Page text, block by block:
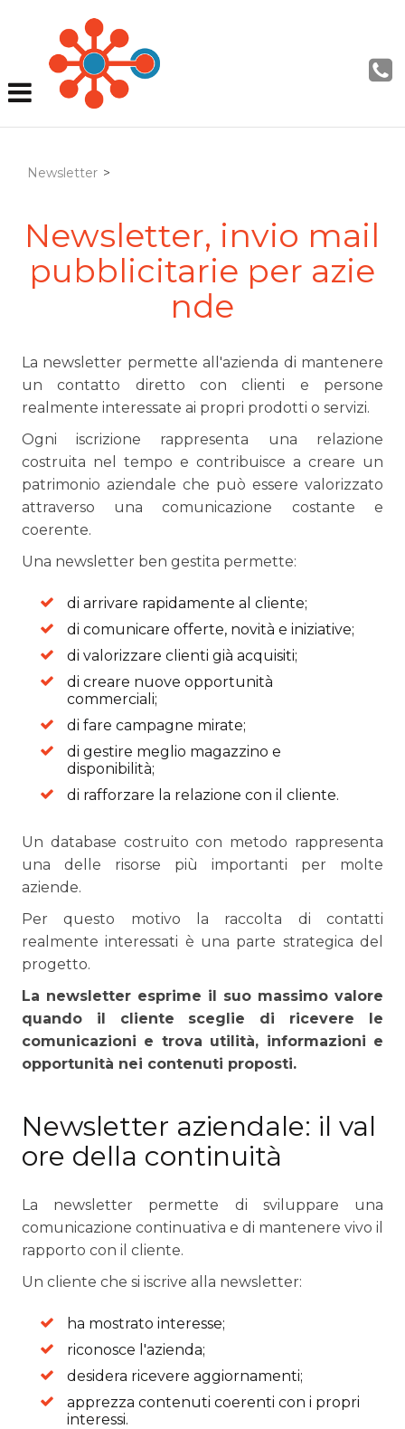
Newsletter >
Newsletter, invio mail
pubblicitarie per azie
nde
La newsletter permette all'azienda di mantenere
un contatto diretto con clienti e persone
realmente interessate ai propri prodotti o servizi.
Ogni iscrizione rappresenta una relazione
costruita nel tempo e contribuisce a creare un
patrimonio aziendale che può essere valorizzato
attraverso una comunicazione costante e
coerente.
Una newsletter ben gestita permette:
di arrivare rapidamente al cliente;
di comunicare offerte, novità e iniziative;
di valorizzare clienti già acquisiti;
di creare nuove opportunità
commerciali;
di fare campagne mirate;
di gestire meglio magazzino e
disponibilità;
di rafforzare la relazione con il cliente.
Un database costruito con metodo rappresenta
una delle risorse più importanti per molte
aziende.
Per questo motivo la raccolta di contatti
realmente interessati è una parte strategica del
progetto.
La newsletter esprime il suo massimo valore
quando il cliente sceglie di ricevere le
comunicazioni e trova utilità, informazioni e
opportunità nei contenuti proposti.
Newsletter aziendale: il val
ore della continuità
La newsletter permette di sviluppare una
comunicazione continuativa e di mantenere vivo il
rapporto con il cliente.
Un cliente che si iscrive alla newsletter:
ha mostrato interesse;
riconosce l'azienda;
desidera ricevere aggiornamenti;
apprezza contenuti coerenti con i propri
interessi.